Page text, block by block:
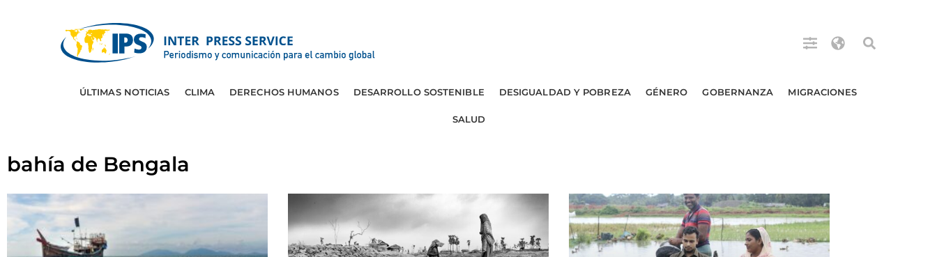
ÚLTIMAS NOTICIAS CLIMA DERECHOS HUMANOS DESARROLLO SOSTENIBLE DESIGUALDAD Y POBREZA GÉNERO GOBERNANZA MIGRACIONES
SALUD
bahía de Bengala